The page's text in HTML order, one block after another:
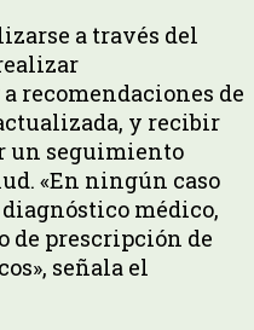
a través del
recomendaciones de
y recibir
un seguimiento
«En ningún caso
médico,
de prescripción de
señala el